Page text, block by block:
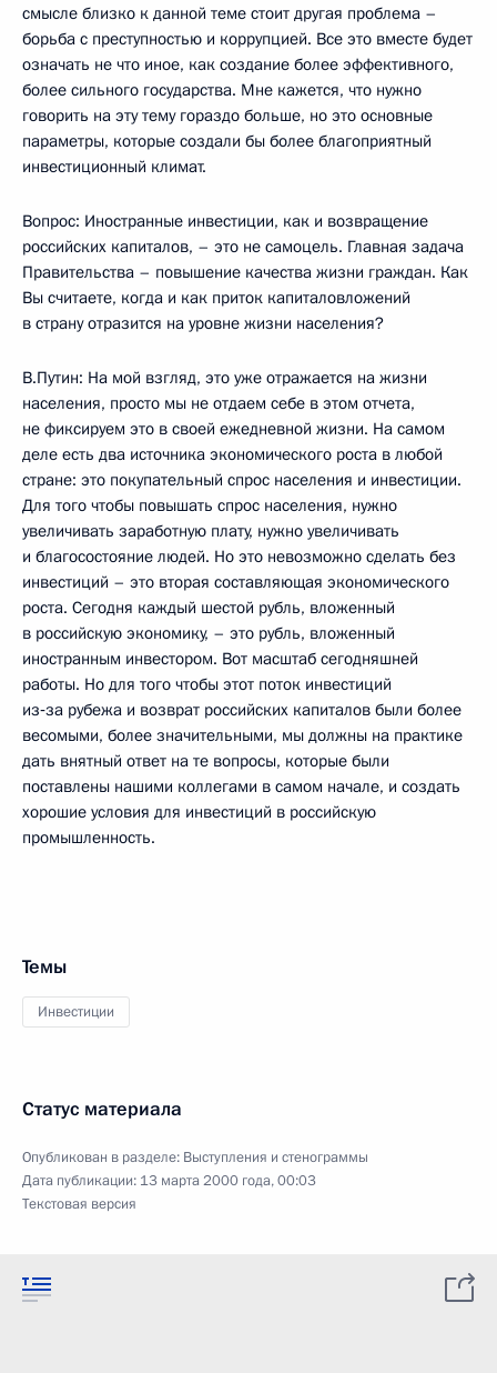
смысле близко к данной теме стоит другая проблема –
борьба с преступностью и коррупцией. Все это вместе будет
означать не что иное, как создание более эффективного,
более сильного государства. Мне кажется, что нужно
говорить на эту тему гораздо больше, но это основные
параметры, которые создали бы более благоприятный
инвестиционный климат.
Вопрос: Иностранные инвестиции, как и возвращение
российских капиталов, – это не самоцель. Главная задача
Правительства – повышение качества жизни граждан. Как
Вы считаете, когда и как приток капиталовложений
в страну отразится на уровне жизни населения?
В.Путин: На мой взгляд, это уже отражается на жизни
населения, просто мы не отдаем себе в этом отчета,
не фиксируем это в своей ежедневной жизни. На самом
деле есть два источника экономического роста в любой
стране: это покупательный спрос населения и инвестиции.
Для того чтобы повышать спрос населения, нужно
увеличивать заработную плату, нужно увеличивать
и благосостояние людей. Но это невозможно сделать без
инвестиций – это вторая составляющая экономического
роста. Сегодня каждый шестой рубль, вложенный
в российскую экономику, – это рубль, вложенный
иностранным инвестором. Вот масштаб сегодняшней
работы. Но для того чтобы этот поток инвестиций
из‑за рубежа и возврат российских капиталов были более
весомыми, более значительными, мы должны на практике
дать внятный ответ на те вопросы, которые были
поставлены нашими коллегами в самом начале, и создать
хорошие условия для инвестиций в российскую
промышленность.
Темы
Инвестиции
Статус материала
Опубликован в разделе: Выступления и стенограммы
Дата публикации: 13 марта 2000 года, 00:03
Текстовая версия